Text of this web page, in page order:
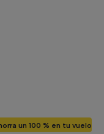
un 100 % en tu vuelo